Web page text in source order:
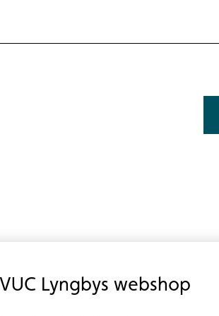
på skrift og i tale.
Lyngbys webshop